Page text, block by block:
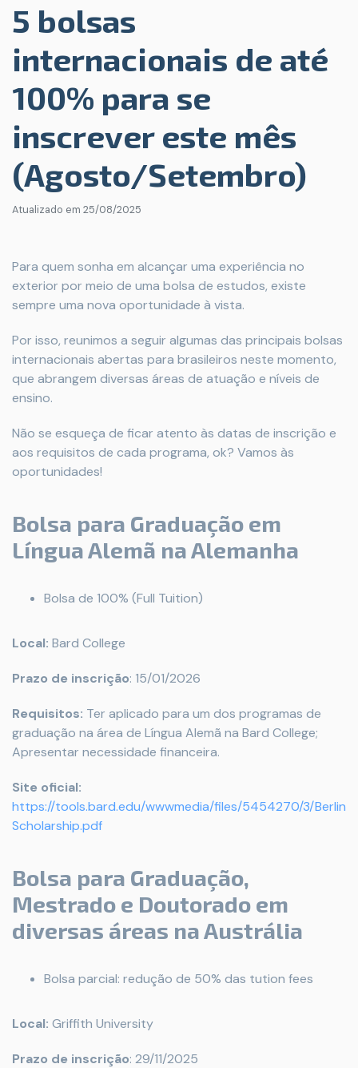
5 bolsas
internacionais de até
100% para se
inscrever este mês
(Agosto/Setembro)
Atualizado em 25/08/2025
Para quem sonha em alcançar uma experiência no
exterior por meio de uma bolsa de estudos, existe
sempre uma nova oportunidade à vista.
Por isso, reunimos a seguir algumas das principais bolsas
internacionais abertas para brasileiros neste momento,
que abrangem diversas áreas de atuação e níveis de
ensino.
Não se esqueça de ficar atento às datas de inscrição e
aos requisitos de cada programa, ok? Vamos às
oportunidades!
Bolsa para Graduação em
Língua Alemã na Alemanha
Bolsa de 100% (Full Tuition)
Local: Bard College
Prazo de inscrição: 15/01/2026
Requisitos: Ter aplicado para um dos programas de
graduação na área de Língua Alemã na Bard College;
Apresentar necessidade financeira.
Site oficial:
https://tools.bard.edu/wwwmedia/files/5454270/3/Berlin
Scholarship.pdf
Bolsa para Graduação,
Mestrado e Doutorado em
diversas áreas na Austrália
Bolsa parcial: redução de 50% das tution fees
Local: Griffith University
Prazo de inscrição: 29/11/2025